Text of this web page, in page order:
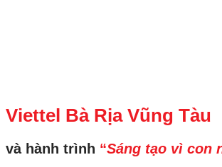
Viettel Bà Rịa Vũng Tàu
và hành trình “Sáng tạo vì con